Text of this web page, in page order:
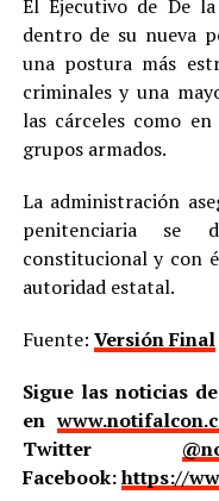
El Ejecutivo de De
dentro de su nueva
una postura más
criminales y una
las cárceles como
grupos armados.
La administración
penitenciaria se
constitucional y con
autoridad estatal.
Fuente: Versión Final
Sigue las noticias
en
Twitter
Facebook:https://